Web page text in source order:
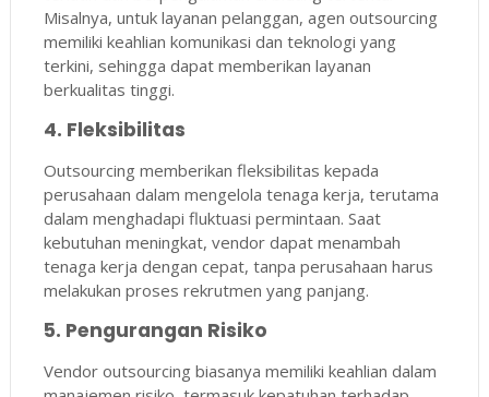
Misalnya, untuk layanan pelanggan, agen outsourcing
memiliki keahlian komunikasi dan teknologi yang
terkini, sehingga dapat memberikan layanan
berkualitas tinggi.
4. Fleksibilitas
Outsourcing memberikan fleksibilitas kepada
perusahaan dalam mengelola tenaga kerja, terutama
dalam menghadapi fluktuasi permintaan. Saat
kebutuhan meningkat, vendor dapat menambah
tenaga kerja dengan cepat, tanpa perusahaan harus
melakukan proses rekrutmen yang panjang.
5. Pengurangan Risiko
Vendor outsourcing biasanya memiliki keahlian dalam